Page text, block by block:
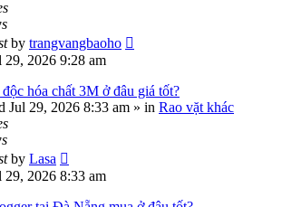
by trangvangbaoho
29, 2026 9:28 am
hóa chất 3M ở đâu giá tốt?
Jul 29, 2026 8:33 am » in Rao vặt khác
by Lasa
29, 2026 8:33 am